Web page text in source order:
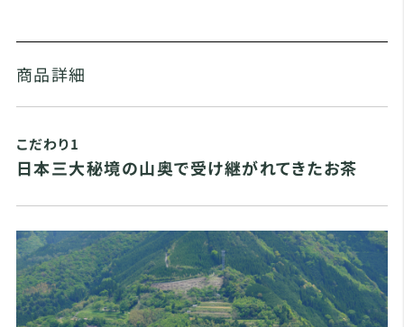
商品詳細
こだわり1
日本三大秘境の山奥で受け継がれてきたお茶